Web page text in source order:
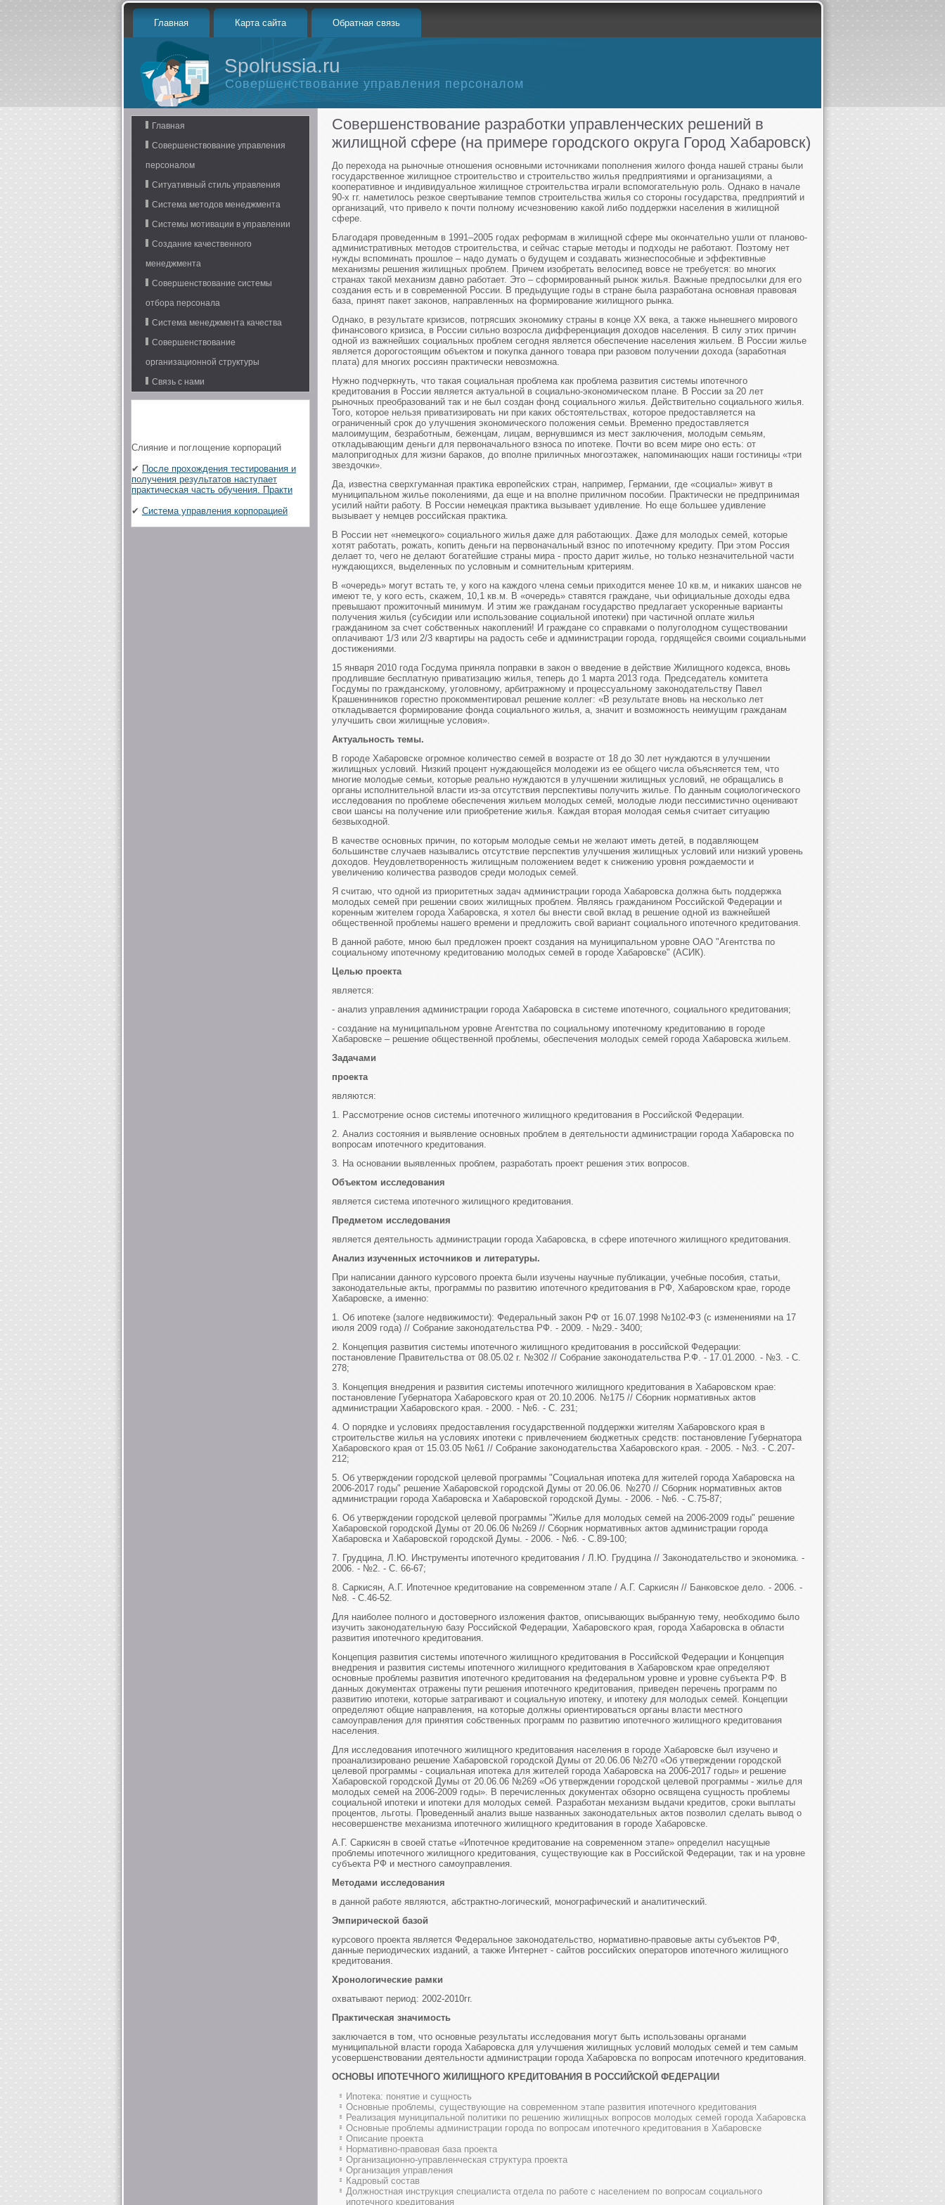
Главная Карта сайта Обратная связь
Spolrussia.ru
Совершенствование управления персоналом
Главная
Совершенствование управления
персоналом
Ситуативный стиль управления
Система методов менеджмента
Системы мотивации в управлении
Создание качественного
менеджмента
Совершенствование системы
отбора персонала
Система менеджмента качества
Совершенствование
организационной структуры
Связь с нами
Слияние и поглощение корпораций
✔ После прохождения тестирования и
получения результатов наступает
практическая часть обучения. Практи
✔ Система управления корпорацией
Совершенствование разработки управленческих решений в
жилищной сфере (на примере городского округа Город Хабаровск)
До перехода на рыночные отношения основными источниками пополнения жилого фонда нашей страны были
государственное жилищное строительство и строительство жилья предприятиями и организациями, а
кооперативное и индивидуальное жилищное строительства играли вспомогательную роль. Однако в начале
90-х гг. наметилось резкое свертывание темпов строительства жилья со стороны государства, предприятий и
организаций, что привело к почти полному исчезновению какой либо поддержки населения в жилищной
сфере.
Благодаря проведенным в 1991–2005 годах реформам в жилищной сфере мы окончательно ушли от планово-
административных методов строительства, и сейчас старые методы и подходы не работают. Поэтому нет
нужды вспоминать прошлое – надо думать о будущем и создавать жизнеспособные и эффективные
механизмы решения жилищных проблем. Причем изобретать велосипед вовсе не требуется: во многих
странах такой механизм давно работает. Это – сформированный рынок жилья. Важные предпосылки для его
создания есть и в современной России. В предыдущие годы в стране была разработана основная правовая
база, принят пакет законов, направленных на формирование жилищного рынка.
Однако, в результате кризисов, потрясших экономику страны в конце XX века, а также нынешнего мирового
финансового кризиса, в России сильно возросла дифференциация доходов населения. В силу этих причин
одной из важнейших социальных проблем сегодня является обеспечение населения жильем. В России жилье
является дорогостоящим объектом и покупка данного товара при разовом получении дохода (заработная
плата) для многих россиян практически невозможна.
Нужно подчеркнуть, что такая социальная проблема как проблема развития системы ипотечного
кредитования в России является актуальной в социально-экономическом плане. В России за 20 лет
рыночных преобразований так и не был создан фонд социального жилья. Действительно социального жилья.
Того, которое нельзя приватизировать ни при каких обстоятельствах, которое предоставляется на
ограниченный срок до улучшения экономического положения семьи. Временно предоставляется
малоимущим, безработным, беженцам, лицам, вернувшимся из мест заключения, молодым семьям,
откладывающим деньги для первоначального взноса по ипотеке. Почти во всем мире оно есть: от
малопригодных для жизни бараков, до вполне приличных многоэтажек, напоминающих наши гостиницы «три
звездочки».
Да, известна сверхгуманная практика европейских стран, например, Германии, где «социалы» живут в
муниципальном жилье поколениями, да еще и на вполне приличном пособии. Практически не предпринимая
усилий найти работу. В России немецкая практика вызывает удивление. Но еще большее удивление
вызывает у немцев российская практика.
В России нет «немецкого» социального жилья даже для работающих. Даже для молодых семей, которые
хотят работать, рожать, копить деньги на первоначальный взнос по ипотечному кредиту. При этом Россия
делает то, чего не делают богатейшие страны мира - просто дарит жилье, но только незначительной части
нуждающихся, выделенных по условным и сомнительным критериям.
В «очередь» могут встать те, у кого на каждого члена семьи приходится менее 10 кв.м, и никаких шансов не
имеют те, у кого есть, скажем, 10,1 кв.м. В «очередь» ставятся граждане, чьи официальные доходы едва
превышают прожиточный минимум. И этим же гражданам государство предлагает ускоренные варианты
получения жилья (субсидии или использование социальной ипотеки) при частичной оплате жилья
гражданином за счет собственных накоплений! И граждане со справками о полуголодном существовании
оплачивают 1/3 или 2/3 квартиры на радость себе и администрации города, гордящейся своими социальными
достижениями.
15 января 2010 года Госдума приняла поправки в закон о введение в действие Жилищного кодекса, вновь
продлившие бесплатную приватизацию жилья, теперь до 1 марта 2013 года. Председатель комитета
Госдумы по гражданскому, уголовному, арбитражному и процессуальному законодательству Павел
Крашенинников горестно прокомментировал решение коллег: «В результате вновь на несколько лет
откладывается формирование фонда социального жилья, а, значит и возможность неимущим гражданам
улучшить свои жилищные условия».
Актуальность темы.
В городе Хабаровске огромное количество семей в возрасте от 18 до 30 лет нуждаются в улучшении
жилищных условий. Низкий процент нуждающейся молодежи из ее общего числа объясняется тем, что
многие молодые семьи, которые реально нуждаются в улучшении жилищных условий, не обращались в
органы исполнительной власти из-за отсутствия перспективы получить жилье. По данным социологического
исследования по проблеме обеспечения жильем молодых семей, молодые люди пессимистично оценивают
свои шансы на получение или приобретение жилья. Каждая вторая молодая семья считает ситуацию
безвыходной.
В качестве основных причин, по которым молодые семьи не желают иметь детей, в подавляющем
большинстве случаев назывались отсутствие перспектив улучшения жилищных условий или низкий уровень
доходов. Неудовлетворенность жилищным положением ведет к снижению уровня рождаемости и
увеличению количества разводов среди молодых семей.
Я считаю, что одной из приоритетных задач администрации города Хабаровска должна быть поддержка
молодых семей при решении своих жилищных проблем. Являясь гражданином Российской Федерации и
коренным жителем города Хабаровска, я хотел бы внести свой вклад в решение одной из важнейшей
общественной проблемы нашего времени и предложить свой вариант социального ипотечного кредитования.
В данной работе, мною был предложен проект создания на муниципальном уровне ОАО "Агентства по
социальному ипотечному кредитованию молодых семей в городе Хабаровске" (АСИК).
Целью проекта
является:
- анализ управления администрации города Хабаровска в системе ипотечного, социального кредитования;
- создание на муниципальном уровне Агентства по социальному ипотечному кредитованию в городе
Хабаровске – решение общественной проблемы, обеспечения молодых семей города Хабаровска жильем.
Задачами
проекта
являются:
1. Рассмотрение основ системы ипотечного жилищного кредитования в Российской Федерации.
2. Анализ состояния и выявление основных проблем в деятельности администрации города Хабаровска по
вопросам ипотечного кредитования.
3. На основании выявленных проблем, разработать проект решения этих вопросов.
Объектом исследования
является система ипотечного жилищного кредитования.
Предметом исследования
является деятельность администрации города Хабаровска, в сфере ипотечного жилищного кредитования.
Анализ изученных источников и литературы.
При написании данного курсового проекта были изучены научные публикации, учебные пособия, статьи,
законодательные акты, программы по развитию ипотечного кредитования в РФ, Хабаровском крае, городе
Хабаровске, а именно:
1. Об ипотеке (залоге недвижимости): Федеральный закон РФ от 16.07.1998 №102-ФЗ (с изменениями на 17
июля 2009 года) // Собрание законодательства РФ. - 2009. - №29.- 3400;
2. Концепция развития системы ипотечного жилищного кредитования в российской Федерации:
постановление Правительства от 08.05.02 г. №302 // Собрание законодательства Р.Ф. - 17.01.2000. - №3. - С.
278;
3. Концепция внедрения и развития системы ипотечного жилищного кредитования в Хабаровском крае:
постановление Губернатора Хабаровского края от 20.10.2006. №175 // Сборник нормативных актов
администрации Хабаровского края. - 2000. - №6. - С. 231;
4. О порядке и условиях предоставления государственной поддержки жителям Хабаровского края в
строительстве жилья на условиях ипотеки с привлечением бюджетных средств: постановление Губернатора
Хабаровского края от 15.03.05 №61 // Собрание законодательства Хабаровского края. - 2005. - №3. - С.207-
212;
5. Об утверждении городской целевой программы "Социальная ипотека для жителей города Хабаровска на
2006-2017 годы" решение Хабаровской городской Думы от 20.06.06. №270 // Сборник нормативных актов
администрации города Хабаровска и Хабаровской городской Думы. - 2006. - №6. - С.75-87;
6. Об утверждении городской целевой программы "Жилье для молодых семей на 2006-2009 годы" решение
Хабаровской городской Думы от 20.06.06 №269 // Сборник нормативных актов администрации города
Хабаровска и Хабаровской городской Думы. - 2006. - №6. - С.89-100;
7. Грудцина, Л.Ю. Инструменты ипотечного кредитования / Л.Ю. Грудцина // Законодательство и экономика. -
2006. - №2. - С. 66-67;
8. Саркисян, А.Г. Ипотечное кредитование на современном этапе / А.Г. Саркисян // Банковское дело. - 2006. -
№8. - С.46-52.
Для наиболее полного и достоверного изложения фактов, описывающих выбранную тему, необходимо было
изучить законодательную базу Российской Федерации, Хабаровского края, города Хабаровска в области
развития ипотечного кредитования.
Концепция развития системы ипотечного жилищного кредитования в Российской Федерации и Концепция
внедрения и развития системы ипотечного жилищного кредитования в Хабаровском крае определяют
основные проблемы развития ипотечного кредитования на федеральном уровне и уровне субъекта РФ. В
данных документах отражены пути решения ипотечного кредитования, приведен перечень программ по
развитию ипотеки, которые затрагивают и социальную ипотеку, и ипотеку для молодых семей. Концепции
определяют общие направления, на которые должны ориентироваться органы власти местного
самоуправления для принятия собственных программ по развитию ипотечного жилищного кредитования
населения.
Для исследования ипотечного жилищного кредитования населения в городе Хабаровске был изучено и
проанализировано решение Хабаровской городской Думы от 20.06.06 №270 «Об утверждении городской
целевой программы - социальная ипотека для жителей города Хабаровска на 2006-2017 годы» и решение
Хабаровской городской Думы от 20.06.06 №269 «Об утверждении городской целевой программы - жилье для
молодых семей на 2006-2009 годы». В перечисленных документах обзорно освящена сущность проблемы
социальной ипотеки и ипотеки для молодых семей. Разработан механизм выдачи кредитов, сроки выплаты
процентов, льготы. Проведенный анализ выше названных законодательных актов позволил сделать вывод о
несовершенстве механизма ипотечного жилищного кредитования в городе Хабаровске.
А.Г. Саркисян в своей статье «Ипотечное кредитование на современном этапе» определил насущные
проблемы ипотечного жилищного кредитования, существующие как в Российской Федерации, так и на уровне
субъекта РФ и местного самоуправления.
Методами исследования
в данной работе являются, абстрактно-логический, монографический и аналитический.
Эмпирической базой
курсового проекта является Федеральное законодательство, нормативно-правовые акты субъектов РФ,
данные периодических изданий, а также Интернет - сайтов российских операторов ипотечного жилищного
кредитования.
Хронологические рамки
охватывают период: 2002-2010гг.
Практическая значимость
заключается в том, что основные результаты исследования могут быть использованы органами
муниципальной власти города Хабаровска для улучшения жилищных условий молодых семей и тем самым
усовершенствовании деятельности администрации города Хабаровска по вопросам ипотечного кредитования.
ОСНОВЫ ИПОТЕЧНОГО ЖИЛИЩНОГО КРЕДИТОВАНИЯ В РОССИЙСКОЙ ФЕДЕРАЦИИ
Ипотека: понятие и сущность
Основные проблемы, существующие на современном этапе развития ипотечного кредитования
Реализация муниципальной политики по решению жилищных вопросов молодых семей города Хабаровска
Основные проблемы администрации города по вопросам ипотечного кредитования в Хабаровске
Описание проекта
Нормативно-правовая база проекта
Организационно-управленческая структура проекта
Организация управления
Кадровый состав
Должностная инструкция специалиста отдела по работе с населением по вопросам социального
ипотечного кредитования